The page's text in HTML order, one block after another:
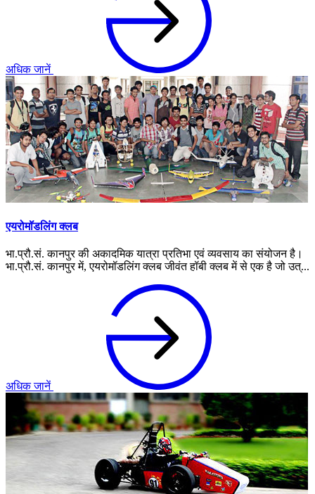
अधिक जानें
एयरोमॉडलिंग क्लब
भा.प्रौ.सं. कानपुर की अकादमिक यात्रा प्रतिभा एवं व्यवसाय का संयोजन है।
भा.प्रौ.सं. कानपुर में, एयरोमॉडलिंग क्लब जीवंत हॉबी क्लब में से एक है जो उत्...
अधिक जानें